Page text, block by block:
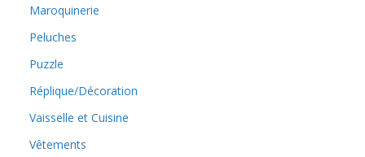
Maroquinerie
Peluches
Puzzle
Réplique/Décoration
Vaisselle et Cuisine
Vêtements